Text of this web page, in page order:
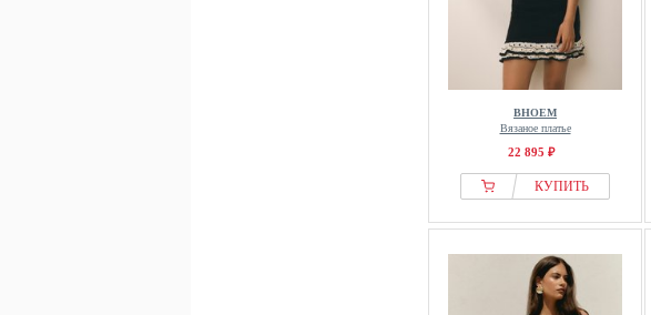
BHOEM
Вязаное платье
22 895 ₽
КУПИТЬ